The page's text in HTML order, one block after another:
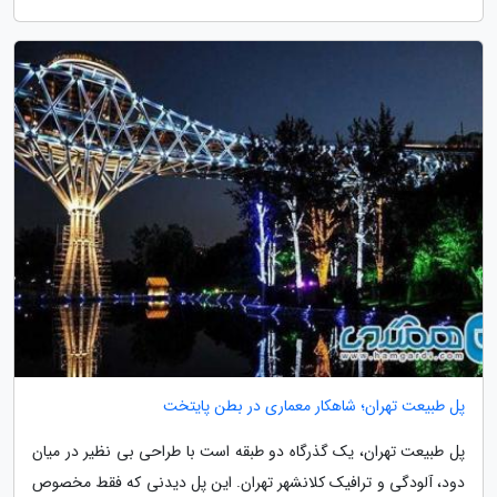
پل طبیعت تهران؛ شاهکار معماری در بطن پایتخت
پل طبیعت تهران، یک گذرگاه دو طبقه است با طراحی بی نظیر در میان
دود، آلودگی و ترافیک کلانشهر تهران. این پل دیدنی که فقط مخصوص